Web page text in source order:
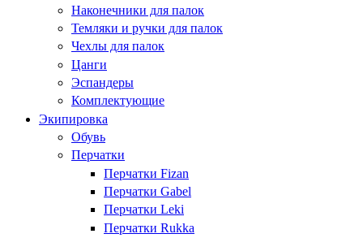
Наконечники для палок
Темляки и ручки для палок
Чехлы для палок
Цанги
Эспандеры
Комплектующие
Экипировка
Обувь
Перчатки
Перчатки Fizan
Перчатки Gabel
Перчатки Leki
Перчатки Rukka